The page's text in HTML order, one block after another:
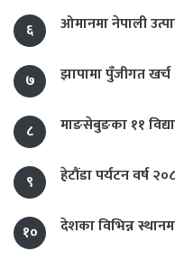
६
ओमानमा नेपाली
७ झापामा पुँजीगत खर्च
८ माङसेबुङका ११
९ हेटौंडा पर्यटन वर्ष
१० देशका विभिन्न